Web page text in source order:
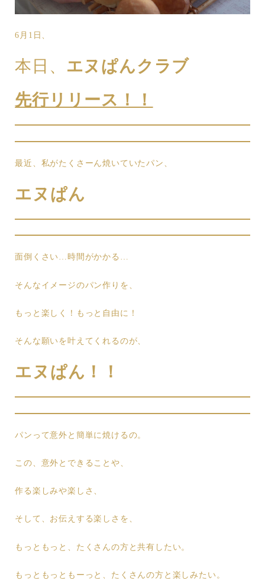
6月1日、
本日、 エヌぱんクラブ
先行リリース！！
最近、私がたくさーん焼いていたパン、
エヌぱん
面倒くさい…時間がかかる…
そんなイメージのパン作りを、
もっと楽しく！もっと自由に！
そんな願いを叶えてくれるのが、
エヌぱん！！
パンって意外と簡単に焼けるの。
この、意外とできることや、
作る楽しみや楽しさ、
そして、お伝えする楽しさを、
もっともっと、たくさんの方と共有したい。
もっともっともーっと、たくさんの方と楽しみたい。